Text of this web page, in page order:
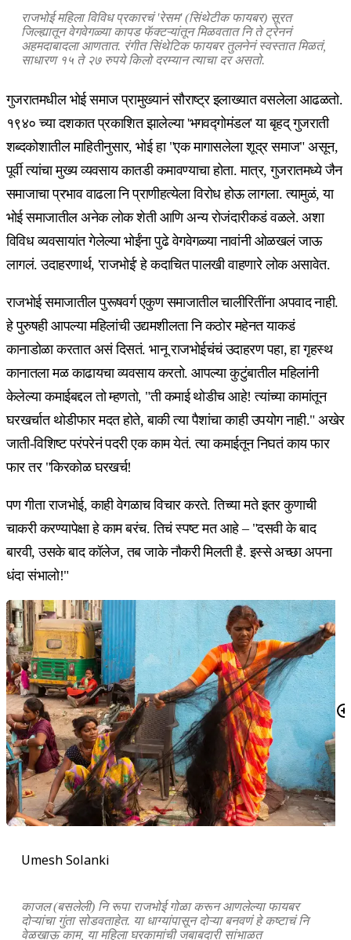
राजभोई महिला विविध प्रकारचं 'रेसम' (सिंथेटीक फायबर) सूरत
जिल्ह्यातून वेगवेगळ्या कापड फॅक्टऱ्यांतून मिळवतात नि ते ट्रेननं
अहमदाबादला आणतात. रंगीत सिंथेटिक फायबर तुलनेनं स्वस्तात मिळतं,
साधारण १५ ते २७ रुपये किलो दरम्यान त्याचा दर असतो.
गुजरातमधील भोई समाज प्रामुख्यानं सौराष्ट्र इलाख्यात वसलेला आढळतो.
१९४० च्या दशकात प्रकाशित झालेल्या 'भगवद्गोमंडल' या बृहद् गुजराती
शब्दकोशातील माहितीनुसार, भोई हा "एक मागासलेला शूद्र समाज" असून,
पूर्वी त्यांचा मुख्य व्यवसाय कातडी कमावण्याचा होता. मात्र, गुजरातमध्ये जैन
समाजाचा प्रभाव वाढला नि प्राणीहत्येला विरोध होऊ लागला. त्यामुळं, या
भोई समाजातील अनेक लोक शेती आणि अन्य रोजंदारीकडं वळले. अशा
विविध व्यवसायांत गेलेल्या भोईंना पुढे वेगवेगळ्या नावांनी ओळखलं जाऊ
लागलं. उदाहरणार्थ, 'राजभोई' हे कदाचित पालखी वाहणारे लोक असावेत.
राजभोई समाजातील पुरूषवर्ग एकुण समाजातील चालीरितींना अपवाद नाही.
हे पुरुषही आपल्या महिलांची उद्यमशीलता नि कठोर महेनत याकडं
कानाडोळा करतात असं दिसतं. भानू राजभोईचंचं उदाहरण पहा, हा गृहस्थ
कानातला मळ काढायचा व्यवसाय करतो. आपल्या कुटुंबातील महिलांनी
केलेल्या कमाईबद्दल तो म्हणतो, "ती कमाई थोडीच आहे! त्यांच्या कामांतून
घरखर्चात थोडीफार मदत होते, बाकी त्या पैशांचा काही उपयोग नाही." अखेर
जाती-विशिष्ट परंपरेनं पदरी एक काम येतं. त्या कमाईतून निघतं काय फार
फार तर "किरकोळ घरखर्च!
पण गीता राजभोई, काही वेगळाच विचार करते. तिच्या मते इतर कुणाची
चाकरी करण्यापेक्षा हे काम बरंच. तिचं स्पष्ट मत आहे – "दसवी के बाद
बारवी, उसके बाद कॉलेज, तब जाके नौकरी मिलती है. इस्से अच्छा अपना
धंदा संभालो!"
Umesh Solanki
काजल (बसलेली) नि रूपा राजभोई गोळा करून आणलेल्या फायबर
दोऱ्यांचा गुंता सोडवताहेत. या धाग्यांपासून दोऱ्या बनवणं हे कष्टाचं नि
वेळखाऊ काम, या महिला घरकामांची जबाबदारी सांभाळत